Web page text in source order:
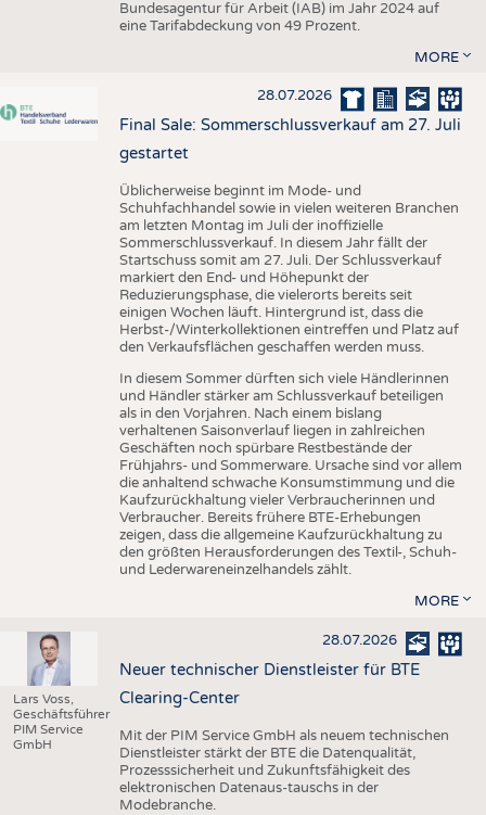
Bundesagentur für Arbeit (IAB) im Jahr 2024 auf
eine Tarifabdeckung von 49 Prozent.
MORE
28.07.2026
Final Sale: Sommerschlussverkauf am 27. Juli
gestartet
Üblicherweise beginnt im Mode- und
Schuhfachhandel sowie in vielen weiteren Branchen
am letzten Montag im Juli der inoffizielle
Sommerschlussverkauf. In diesem Jahr fällt der
Startschuss somit am 27. Juli. Der Schlussverkauf
markiert den End- und Höhepunkt der
Reduzierungsphase, die vielerorts bereits seit
einigen Wochen läuft. Hintergrund ist, dass die
Herbst-/Winterkollektionen eintreffen und Platz auf
den Verkaufsflächen geschaffen werden muss.
In diesem Sommer dürften sich viele Händlerinnen
und Händler stärker am Schlussverkauf beteiligen
als in den Vorjahren. Nach einem bislang
verhaltenen Saisonverlauf liegen in zahlreichen
Geschäften noch spürbare Restbestände der
Frühjahrs- und Sommerware. Ursache sind vor allem
die anhaltend schwache Konsumstimmung und die
Kaufzurückhaltung vieler Verbraucherinnen und
Verbraucher. Bereits frühere BTE-Erhebungen
zeigen, dass die allgemeine Kaufzurückhaltung zu
den größten Herausforderungen des Textil-, Schuh-
und Lederwareneinzelhandels zählt.
MORE
Lars Voss,
Geschäftsführer
PIM Service
GmbH
28.07.2026
Neuer technischer Dienstleister für BTE
Clearing-Center
Mit der PIM Service GmbH als neuem technischen
Dienstleister stärkt der BTE die Datenqualität,
Prozesssicherheit und Zukunftsfähigkeit des
elektronischen Datenaus-tauschs in der
Modebranche.